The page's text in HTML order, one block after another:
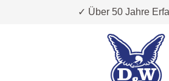
Zum Hauptinhalt springen
✓ Über 50 Jahre